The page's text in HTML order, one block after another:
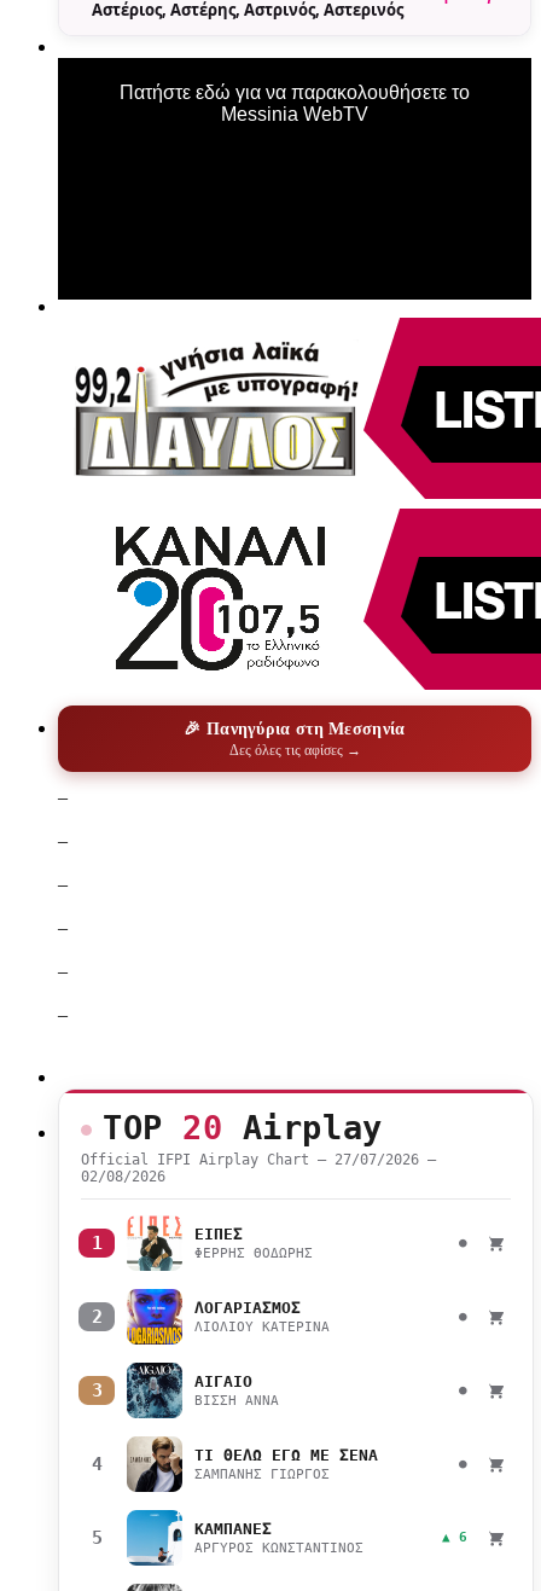
Αστέριος, Αστέρης, Αστρινός, Αστερινός
Πατήστε εδώ για να παρακολουθήσετε το
Messinia WebTV
🎉 Πανηγύρια στη Μεσσηνία
Δες όλες τις αφίσες →
–
–
–
–
–
–
TOP 20 Airplay
Official IFPI Airplay Chart — 27/07/2026 –
02/08/2026
1 ΕΙΠΕΣ
ΦΕΡΡΗΣ ΘΟΔΩΡΗΣ
●
2 ΛΟΓΑΡΙΑΣΜΟΣ
ΛΙΟΛΙΟΥ ΚΑΤΕΡΙΝΑ
●
3 ΑΙΓΑΙΟ
ΒΙΣΣΗ ΑΝΝΑ
●
4 ΤΙ ΘΕΛΩ ΕΓΩ ΜΕ ΣΕΝΑ
ΣΑΜΠΑΝΗΣ ΓΙΩΡΓΟΣ
●
5 ΚΑΜΠΑΝΕΣ
ΑΡΓΥΡΟΣ ΚΩΝΣΤΑΝΤΙΝΟΣ
▲ 6